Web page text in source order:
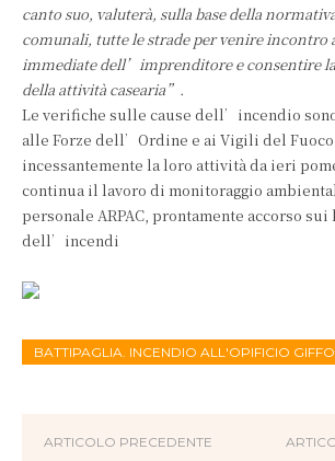
canto suo, valuterà, sulla base della
comunali, tutte le strade per venire incontro
immediate dell’imprenditore e consentire
della attività casearia”.
Le verifiche sulle cause dell’incendio
alle Forze dell’Ordine e ai Vigili del
incessantemente la loro attività da ieri
continua il lavoro di monitoraggio
personale ARPAC, prontamente accorso sui
dell’incendi
BATTIPAGLIA. INCENDIO ALL'OPIFICIO
ARTICOLO PRECEDENTE